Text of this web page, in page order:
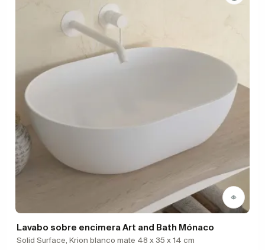
Lavabo sobre encimera Art and Bath Mónaco
Solid Surface, Krion blanco mate 48 x 35 x 14 cm